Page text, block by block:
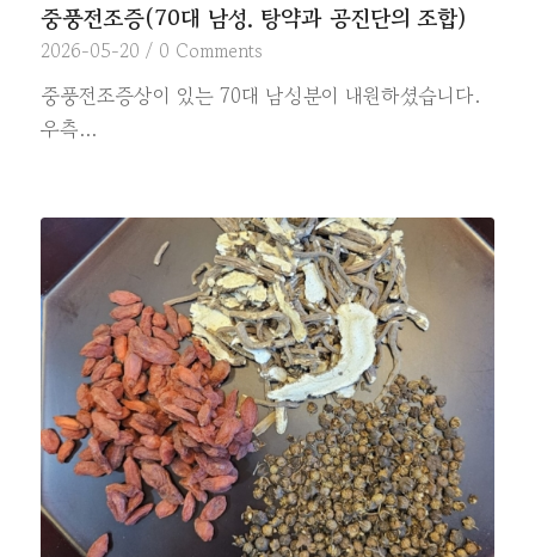
중풍전조증(70대 남성. 탕약과 공진단의 조합)
2026-05-20 / 0 Comments
중풍전조증상이 있는 70대 남성분이 내원하셨습니다.
우측…